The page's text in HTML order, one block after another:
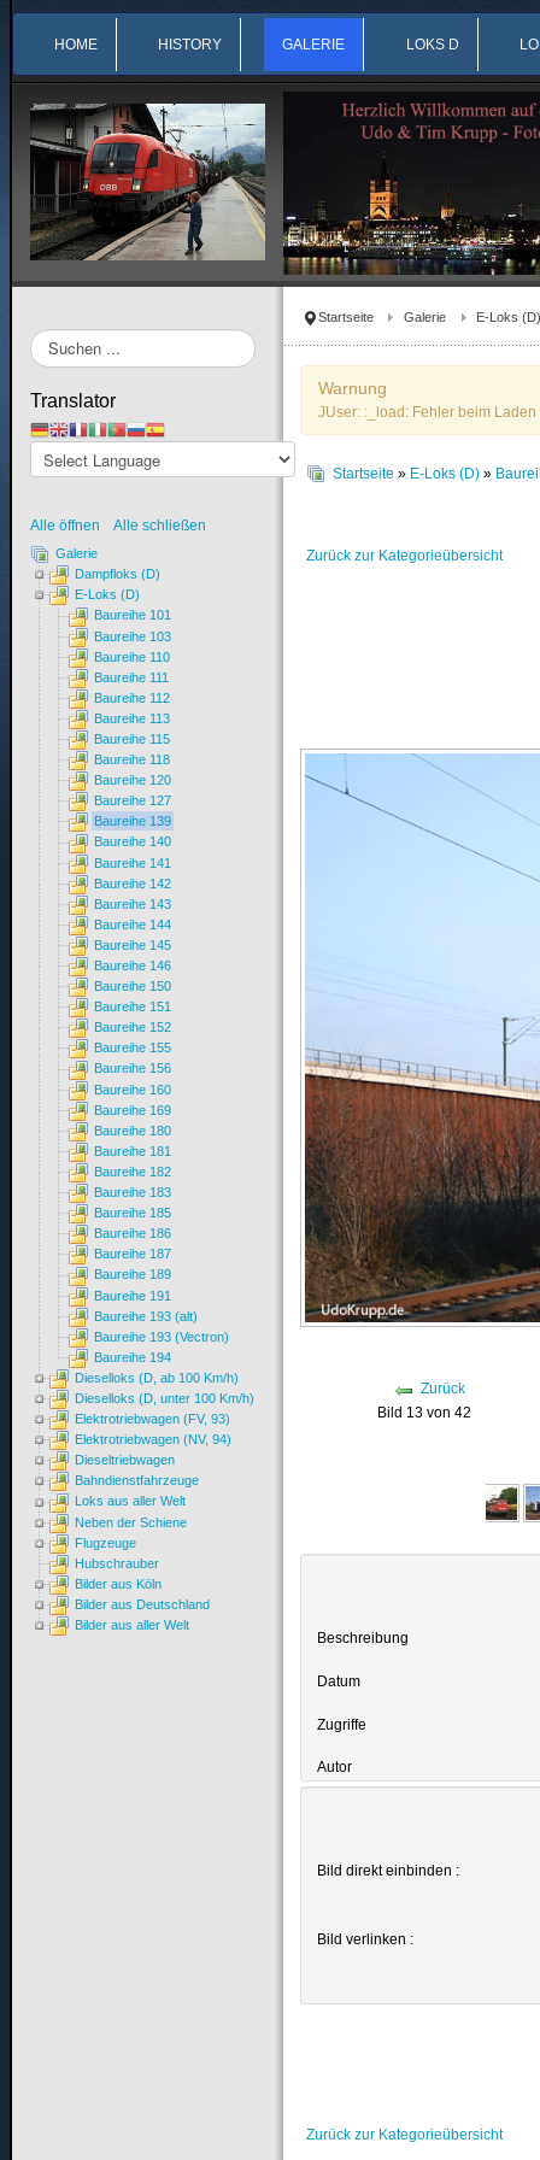
HOME HISTORY GALERIE LOKS D
Startseite Galerie E-Loks (D)
Warnung
JUser: :_load: Fehler beim
Startseite » E-Loks (D) »
Zurück zur Kategorieübersicht
Zurück
Bild 13 von 42
Beschreibung
Datum
Zugriffe
Autor
Bild direkt einbinden :
Bild verlinken :
Zurück zur Kategorieübersicht
Suchen
...
Translator
Alle öffnen Alle schließen
Galerie
Dampfloks (D)
E-Loks (D)
Baureihe 101
Baureihe 103
Baureihe 110
Baureihe 111
Baureihe 112
Baureihe 113
Baureihe 115
Baureihe 118
Baureihe 120
Baureihe 127
Baureihe 139
Baureihe 140
Baureihe 141
Baureihe 142
Baureihe 143
Baureihe 144
Baureihe 145
Baureihe 146
Baureihe 150
Baureihe 151
Baureihe 152
Baureihe 155
Baureihe 156
Baureihe 160
Baureihe 169
Baureihe 180
Baureihe 181
Baureihe 182
Baureihe 183
Baureihe 185
Baureihe 186
Baureihe 187
Baureihe 189
Baureihe 191
Baureihe 193 (alt)
Baureihe 193 (Vectron)
Baureihe 194
Dieselloks (D, ab 100 Km/h)
Dieselloks (D, unter 100 Km/h)
Elektrotriebwagen (FV, 93)
Elektrotriebwagen (NV, 94)
Dieseltriebwagen
Bahndienstfahrzeuge
Loks aus aller Welt
Neben der Schiene
Flugzeuge
Hubschrauber
Bilder aus Köln
Bilder aus Deutschland
Bilder aus aller Welt